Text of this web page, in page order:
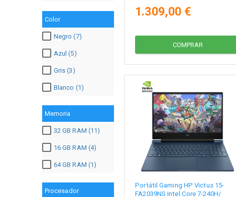
Color
Negro (7)
Azul (5)
Gris (3)
Blanco (1)
Memoria
32 GB RAM (11)
16 GB RAM (4)
64 GB RAM (1)
Procesador
1.309,00 €
COMPRAR
Portátil Gaming HP Victus 15-
FA2039NS Intel Core 7-240H/